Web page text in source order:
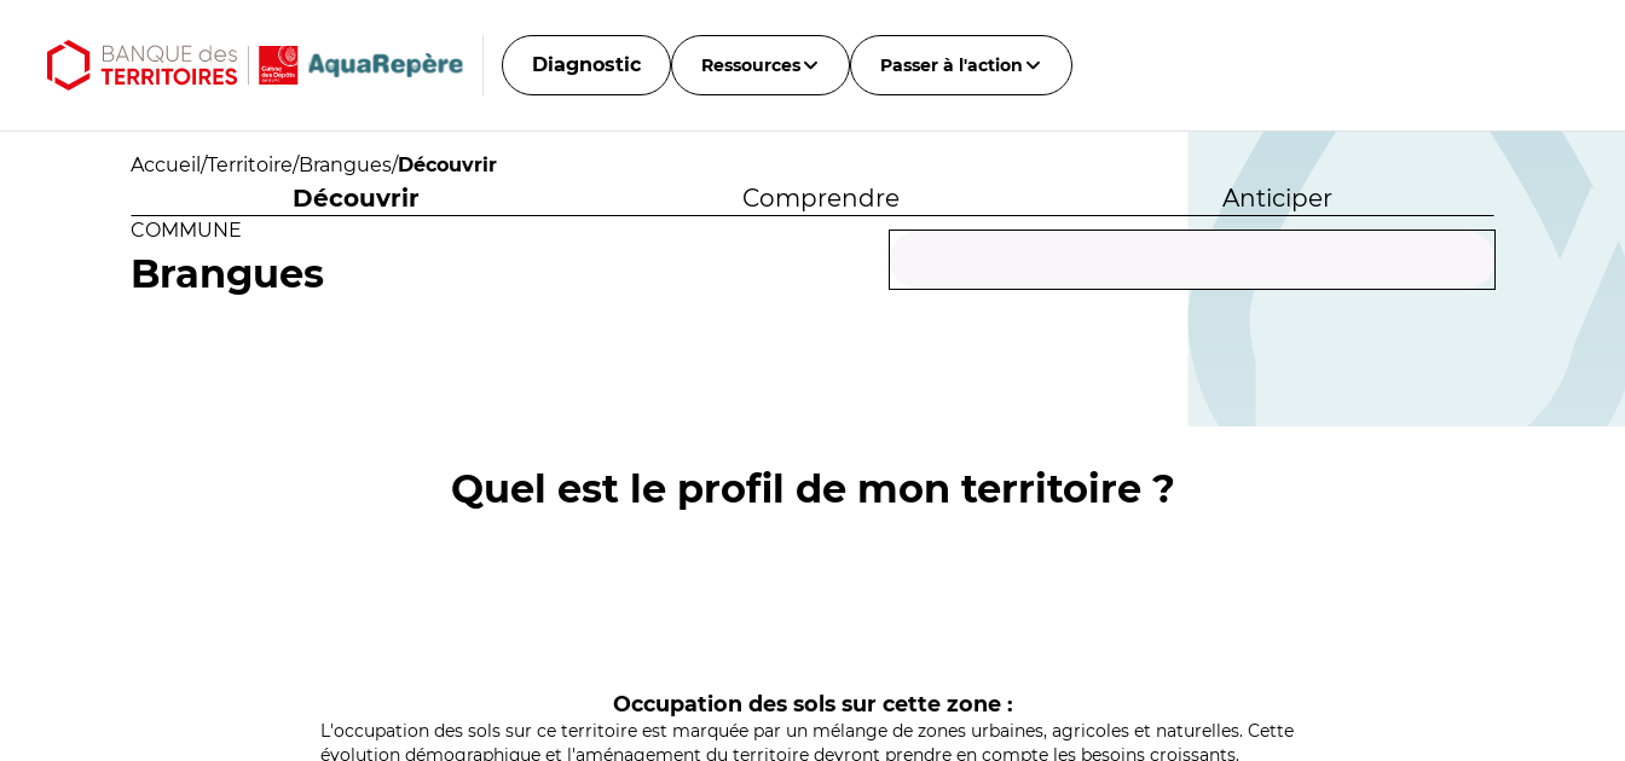
Diagnostic Ressources Passer à l'action
Accueil /Territoire/Brangues/Découvrir
Découvrir Comprendre Anticiper
COMMUNE
Brangues
Quel est le profil de mon territoire ?
Occupation des sols sur cette zone :
L'occupation des sols sur ce territoire est marquée par un mélange de zones urbaines, agricoles et naturelles. Cette
évolution démographique et l'aménagement du territoire devront prendre en compte les besoins croissants.